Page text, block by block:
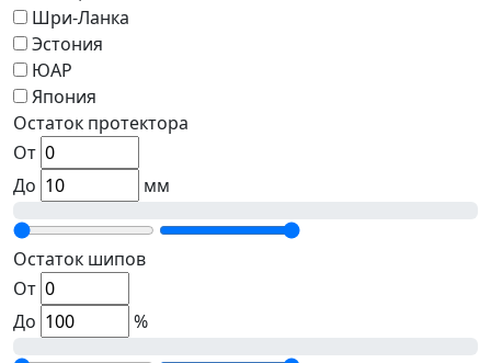
Шри-Ланка
Эстония
ЮАР
Япония
Остаток протектора
От
До
мм
Остаток шипов
От
До
%